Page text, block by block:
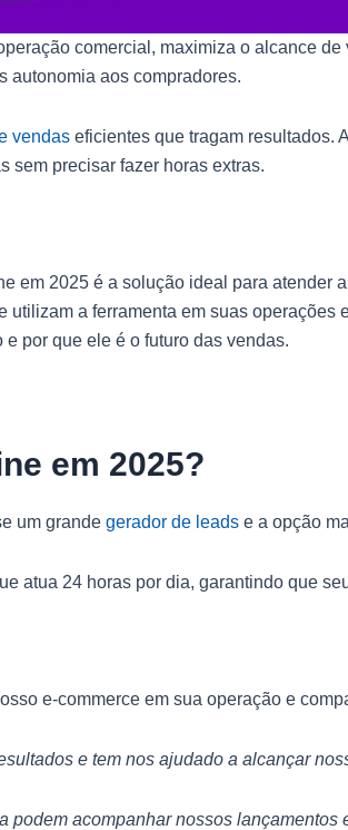
comercial, maximiza o alcance
autonomia aos compradores.
vendas eficientes que tragam resultados.
sem precisar fazer horas extras.
em 2025 é a solução ideal para atender
a ferramenta em suas operações
por que ele é o futuro das vendas.
em 2025?
um grande gerador de leads e a opção
atua 24 horas por dia, garantindo que
e-commerce em sua operação e
e tem nos ajudado a alcançar
acompanhar nossos